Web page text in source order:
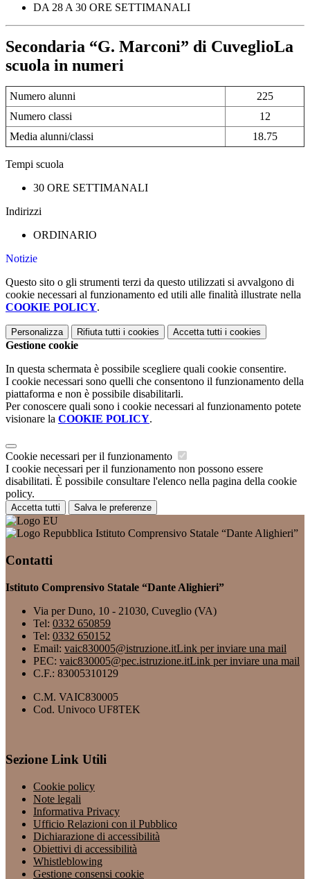
DA 28 A 30 ORE SETTIMANALI
Secondaria “G. Marconi” di CuveglioLa
scuola in numeri
Numero alunni
225
Numero classi
12
Media alunni/classi
18.75
Tempi scuola
30 ORE SETTIMANALI
Indirizzi
ORDINARIO
Notizie
Questo sito o gli strumenti terzi da questo utilizzati si avvalgono di
cookie necessari al funzionamento ed utili alle finalità illustrate nella
COOKIE POLICY.
Personalizza Rifiuta tutti i cookies Accetta tutti i cookies
Gestione cookie
In questa schermata è possibile scegliere quali cookie consentire.
I cookie necessari sono quelli che consentono il funzionamento della
piattaforma e non è possibile disabilitarli.
Per conoscere quali sono i cookie necessari al funzionamento potete
visionare la COOKIE POLICY.
Cookie necessari per il funzionamento
I cookie necessari per il funzionamento non possono essere
disabilitati. È possibile consultare l'elenco nella pagina della cookie
policy.
Accetta tutti Salva le preferenze
Istituto Comprensivo Statale “Dante Alighieri”
Contatti
Istituto Comprensivo Statale “Dante Alighieri”
Via per Duno, 10 - 21030, Cuveglio (VA)
Tel: 0332 650859
Tel: 0332 650152
Email: vaic830005@istruzione.itLink per inviare una mail
PEC: vaic830005@pec.istruzione.itLink per inviare una mail
C.F.: 83005310129
C.M. VAIC830005
Cod. Univoco UF8TEK
Sezione Link Utili
Cookie policy
Note legali
Informativa Privacy
Ufficio Relazioni con il Pubblico
Dichiarazione di accessibilità
Obiettivi di accessibilità
Whistleblowing
Gestione consensi cookie